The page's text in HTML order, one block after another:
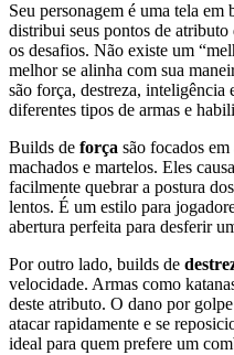
Seu personagem é uma tela
distribui seus pontos de
os desafios. Não existe um
melhor se alinha com sua
são força, destreza, inteligência
diferentes tipos de armas e
Builds de força são focados em
machados e martelos. Eles
facilmente quebrar a postura
lentos. É um estilo para
abertura perfeita para desferir
Por outro lado, builds de
velocidade. Armas como
deste atributo. O dano por
atacar rapidamente e se
ideal para quem prefere um